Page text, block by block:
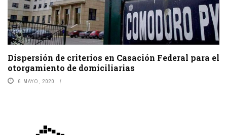
Dispersión de criterios en Casación Federal para el
otorgamiento de domiciliarias
6 MAYO, 2020